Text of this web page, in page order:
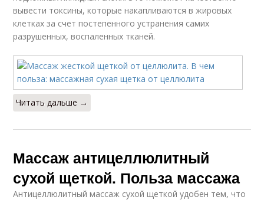
вывести токсины, которые накапливаются в жировых
клетках за счет постепенного устранения самих
разрушенных, воспаленных тканей.
Читать дальше →
Массаж антицеллюлитный
сухой щеткой. Польза массажа
Антицеллюлитный массаж сухой щеткой удобен тем, что